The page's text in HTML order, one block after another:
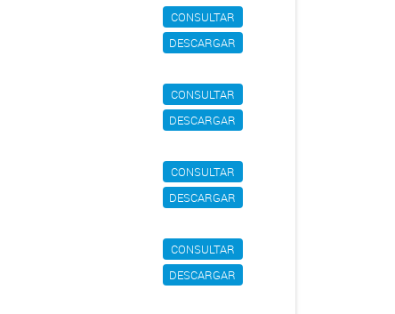
CONSULTAR
DESCARGAR
CONSULTAR
DESCARGAR
CONSULTAR
DESCARGAR
CONSULTAR
DESCARGAR